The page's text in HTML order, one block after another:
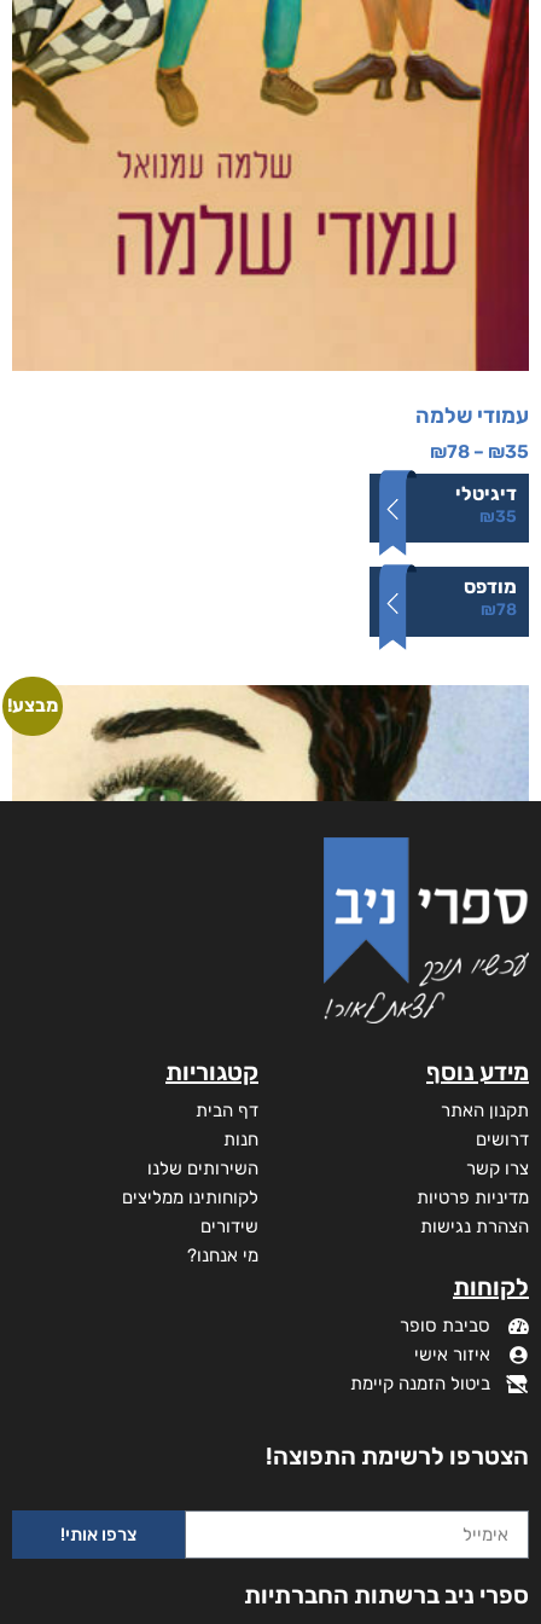
עמודי שלמה
₪35
–
₪78
דיגיטלי
₪35
מודפס
₪78
מבצע!
זוהרה
₪32
–
₪73
מידע נוסף
תקנון האתר
דרושים
צרו קשר
מדיניות פרטיות
הצהרת נגישות
לקוחות
סביבת סופר
איזור אישי
ביטול הזמנה קיימת
קטגוריות
דף הבית
חנות
השירותים שלנו
לקוחותינו ממליצים
שידורים
מי אנחנו?
הצטרפו לרשימת התפוצה!
צרפו אותי!
ספרי ניב ברשתות החברתיות